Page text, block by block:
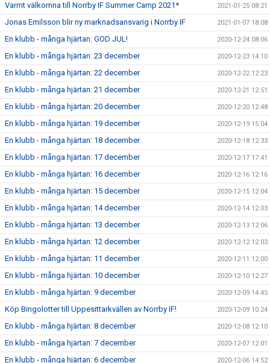
Varmt välkomna till Norrby IF Summer Camp 2021* 2021-01-25 08:21
Jonas Emilsson blir ny marknadsansvarig i Norrby IF 2021-01-07 18:08
En klubb - många hjärtan: GOD JUL! 2020-12-24 08:06
En klubb - många hjärtan: 23 december 2020-12-23 14:10
En klubb - många hjärtan: 22 december 2020-12-22 12:23
En klubb - många hjärtan: 21 december 2020-12-21 12:51
En klubb - många hjärtan: 20 december 2020-12-20 12:48
En klubb - många hjärtan: 19 december 2020-12-19 15:04
En klubb - många hjärtan: 18 december 2020-12-18 12:33
En klubb - många hjärtan: 17 december 2020-12-17 17:41
En klubb - många hjärtan: 16 december 2020-12-16 12:16
En klubb - många hjärtan: 15 december 2020-12-15 12:04
En klubb - många hjärtan: 14 december 2020-12-14 12:03
En klubb - många hjärtan: 13 december 2020-12-13 12:06
En klubb - många hjärtan: 12 december 2020-12-12 12:03
En klubb - många hjärtan: 11 december 2020-12-11 12:00
En klubb - många hjärtan: 10 december 2020-12-10 12:27
En klubb - många hjärtan: 9 december 2020-12-09 14:45
Köp Bingolotter till Uppesittarkvällen av Norrby IF! 2020-12-09 10:24
En klubb - många hjärtan: 8 december 2020-12-08 12:10
En klubb - många hjärtan: 7 december 2020-12-07 12:01
En klubb - många hjärtan: 6 december 2020-12-06 14:52